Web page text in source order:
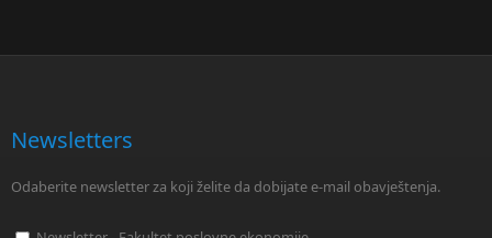
Newsletters
Odaberite newsletter za koji želite da dobijate e-mail obavještenja.